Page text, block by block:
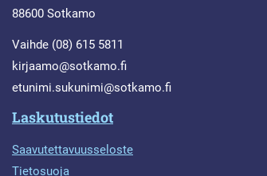
88600 Sotkamo
Vaihde (08) 615 5811
kirjaamo@sotkamo.fi
etunimi.sukunimi@sotkamo.fi
Laskutustiedot
Saavutettavuusseloste
Tietosuoja